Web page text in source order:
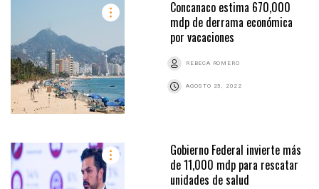
Concanaco estima 670,000
mdp de derrama económica
por vacaciones
REBECA ROMERO
AGOSTO 25, 2022
Gobierno Federal invierte más
de 11,000 mdp para rescatar
unidades de salud